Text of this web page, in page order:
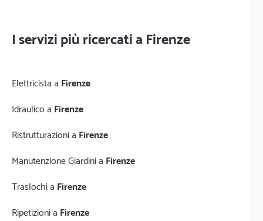
I servizi più ricercati a Firenze
Elettricista a Firenze
Idraulico a Firenze
Ristrutturazioni a Firenze
Manutenzione Giardini a Firenze
Traslochi a Firenze
Ripetizioni a Firenze